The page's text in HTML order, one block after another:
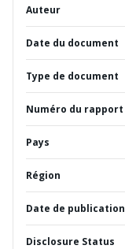
Auteur
Date du document
Type de document
Numéro du rapport
Pays
Région
Date de publication
Disclosure Status